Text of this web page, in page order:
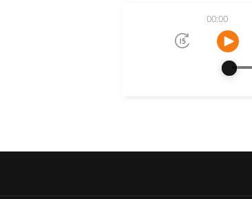
00:00